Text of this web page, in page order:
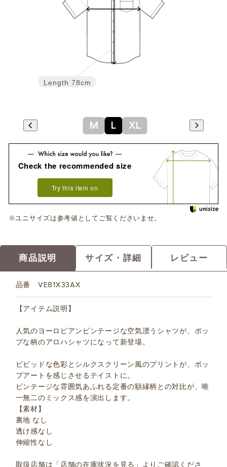
Length 78cm
M L XL
Check the recommended size
Try this item on
※ユニサイズは参考値としてご覧くださいませ。
商品説明 サイズ・詳細 レビュー
品番 VE81X33AX
【アイテム説明】
人気のヨーロピアンビンテージな空気漂うシャツが、ポッ
プな柄のアロハシャツになって新登場。
ビビッドな色彩とシルクスクリーン風のプリントが、ポッ
プアートを感じさせるテイストに。
ビンテージな雰囲気あふれる定番の額縁柄との対比が、唯
一無二のミックス感を演出します。
【素材】
裏地 なし
透け感なし
伸縮性なし
取扱店舗は「店舗の在庫状況を見る」よりご確認くださ